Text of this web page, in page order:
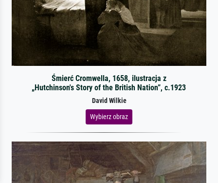
Śmierć Cromwella, 1658, ilustracja z
„Hutchinson's Story of the British Nation”, c.1923
David Wilkie
Wybierz obraz